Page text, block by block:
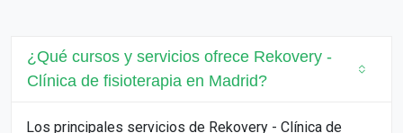
¿Qué cursos y servicios ofrece Rekovery -
Clínica de fisioterapia en Madrid?
Los principales servicios de Rekovery - Clínica de